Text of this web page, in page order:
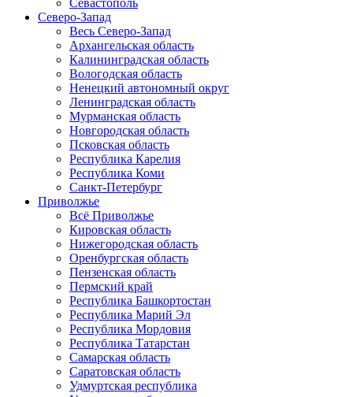
Севастополь
Северо-Запад
Весь Северо-Запад
Архангельская область
Калининградская область
Вологодская область
Ненецкий автономный округ
Ленинградская область
Мурманская область
Новгородская область
Псковская область
Республика Карелия
Республика Коми
Санкт-Петербург
Приволжье
Всё Приволжье
Кировская область
Нижегородская область
Оренбургская область
Пензенская область
Пермский край
Республика Башкортостан
Республика Марий Эл
Республика Мордовия
Республика Татарстан
Самарская область
Саратовская область
Удмуртская республика